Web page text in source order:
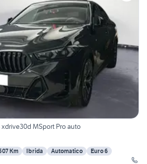
xdrive30d MSport Pro auto
Km Ibrida Automatico
Euro 6